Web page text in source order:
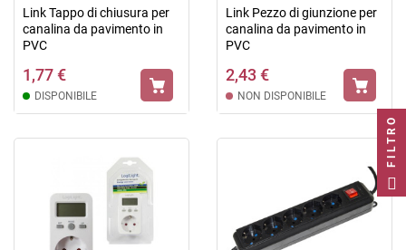
Link Tappo di chiusura per
canalina da pavimento in
PVC
1,77 €
DISPONIBILE
Link Pezzo di giunzione per
canalina da pavimento in
PVC
2,43 €
NON DISPONIBILE
FILTRO